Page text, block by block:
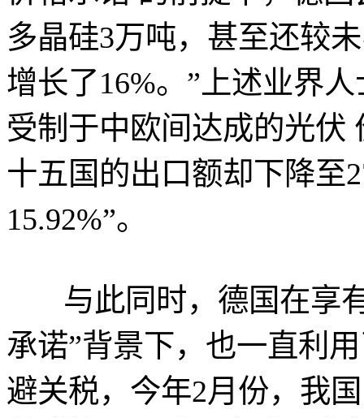
多晶硅3万吨，甚至还较
增长了16%。”上述业界
受制于中欧间达成的光伏
十五国的出口额却下降至
15.92%”。
与此同时，德国在享
承诺”背景下，也一直利
避关税，今年2月份，我